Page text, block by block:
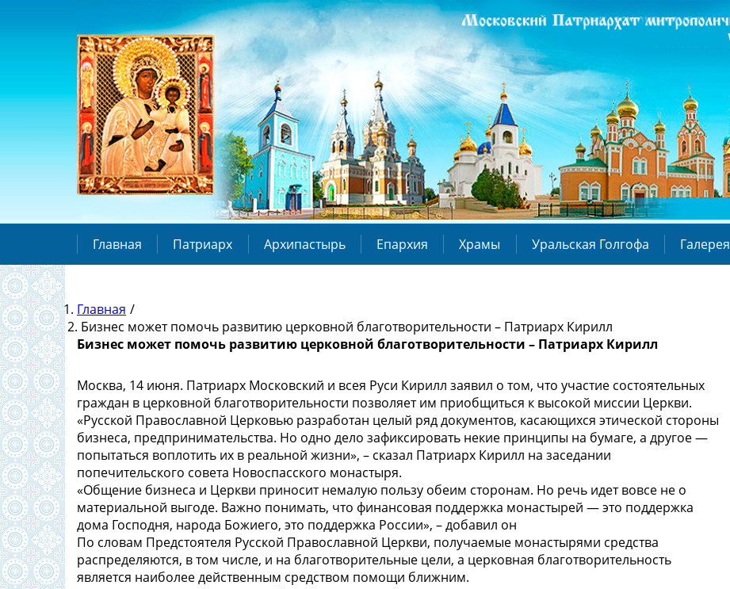
Главная Патриарх Архипастырь Епархия Храмы Уральская Голгофа Галерея
Главная /
Бизнес может помочь развитию церковной благотворительности – Патриарх Кирилл
Бизнес может помочь развитию церковной благотворительности – Патриарх Кирилл
Москва, 14 июня. Патриарх Московский и всея Руси Кирилл заявил о том, что участие состоятельных
граждан в церковной благотворительности позволяет им приобщиться к высокой миссии Церкви.
«Русской Православной Церковью разработан целый ряд документов, касающихся этической стороны
бизнеса, предпринимательства. Но одно дело зафиксировать некие принципы на бумаге, а другое —
попытаться воплотить их в реальной жизни», – сказал Патриарх Кирилл на заседании
попечительского совета Новоспасского монастыря.
«Общение бизнеса и Церкви приносит немалую пользу обеим сторонам. Но речь идет вовсе не о
материальной выгоде. Важно понимать, что финансовая поддержка монастырей — это поддержка
дома Господня, народа Божиего, это поддержка России», – добавил он
По словам Предстоятеля Русской Православной Церкви, получаемые монастырями средства
распределяются, в том числе, и на благотворительные цели, а церковная благотворительность
является наиболее действенным средством помощи ближним.